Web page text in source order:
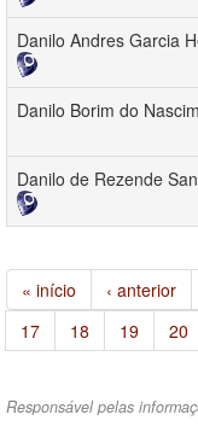
Danilo Andres Garcia
Danilo Borim do
Danilo de Rezende
« início ‹ anterior
17
18 19 20
Responsável pelas